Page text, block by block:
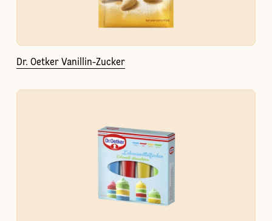
Dr. Oetker Vanillin-Zucker